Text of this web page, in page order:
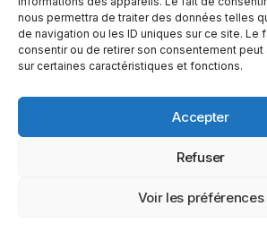
nous permettra de traiter des données telles
de navigation ou les ID uniques sur ce site. Le
consentir ou de retirer son consentement
sur certaines caractéristiques et fonctions.
Accepter
Refuser
Voir les préférences
YubiGeek est un média français dédié
technologies, à la culture geek et au
du web, du gaming et de la science,